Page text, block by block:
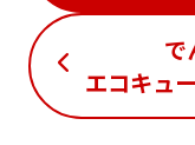
で
エコキュ